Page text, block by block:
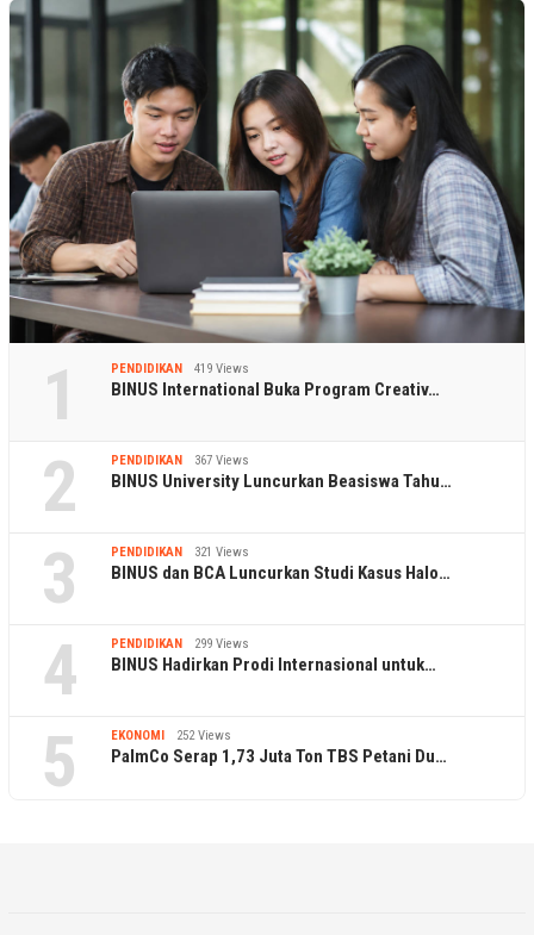
1 PENDIDIKAN 419 Views
BINUS International Buka Program Creativ…
2 PENDIDIKAN 367 Views
BINUS University Luncurkan Beasiswa Tahu…
3 PENDIDIKAN 321 Views
BINUS dan BCA Luncurkan Studi Kasus Halo…
4 PENDIDIKAN 299 Views
BINUS Hadirkan Prodi Internasional untuk…
5 EKONOMI 252 Views
PalmCo Serap 1,73 Juta Ton TBS Petani Du…